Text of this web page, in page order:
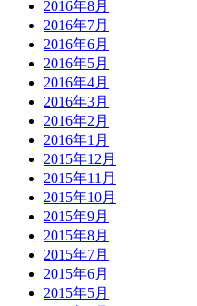
2016年8月
2016年7月
2016年6月
2016年5月
2016年4月
2016年3月
2016年2月
2016年1月
2015年12月
2015年11月
2015年10月
2015年9月
2015年8月
2015年7月
2015年6月
2015年5月